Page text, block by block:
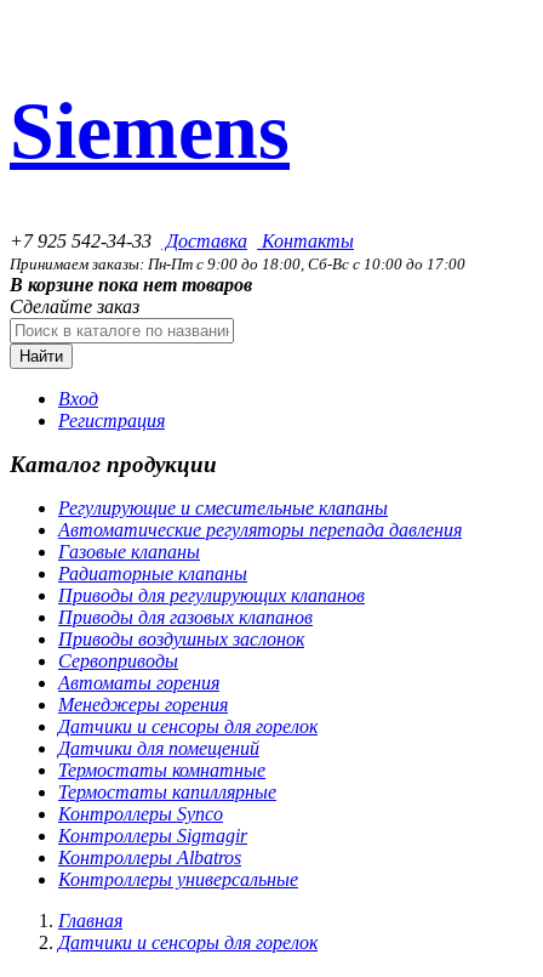
Siemens
+7 925 542-34-33 Доставка Контакты
Принимаем заказы: Пн-Пт с 9:00 до 18:00, Сб-Вс с 10:00 до 17:00
В корзине пока нет товаров
Сделайте заказ
Найти
Вход
Регистрация
Каталог продукции
Регулирующие и смесительные клапаны
Автоматические регуляторы перепада давления
Газовые клапаны
Радиаторные клапаны
Приводы для регулирующих клапанов
Приводы для газовых клапанов
Приводы воздушных заслонок
Сервоприводы
Автоматы горения
Менеджеры горения
Датчики и сенсоры для горелок
Датчики для помещений
Термостаты комнатные
Термостаты капиллярные
Контроллеры Synco
Контроллеры Sigmagir
Контроллеры Albatros
Контроллеры универсальные
Главная
Датчики и сенсоры для горелок